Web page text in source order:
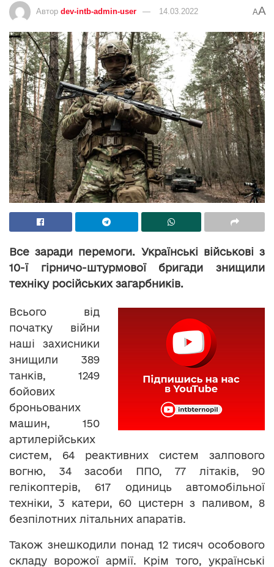
Автор dev-intb-admin-user 14.03.2022 AA
Все заради перемоги. Українські військові з
10-ї гірничо-штурмової бригади знищили
техніку російських загарбників.
Всього від
початку війни
наші захисники
знищили 389
танків, 1249
бойових
броньованих
машин, 150
артилерійських
систем, 64 реактивних систем залпового
вогню, 34 засоби ППО, 77 літаків, 90
гелікоптерів, 617 одиниць автомобільної
техніки, 3 катери, 60 цистерн з паливом, 8
безпілотних літальних апаратів.
Також знешкодили понад 12 тисяч особового
складу ворожої армії. Крім того, українські